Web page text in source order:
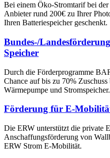
Bei einem Öko-Stromtarif bei
Anbieter rund 200€ zu Ihrer
Ihren Batteriespeicher geschenkt.
Bundes-/
Speicher
Durch die Förderprogramme
Chance auf bis zu 70%
Wärmepumpe und Stromspeicher.
Förderung für E-
Die ERW unterstützt die private
Anschaffungsförderung von
ERW Strom E-Mobilität.